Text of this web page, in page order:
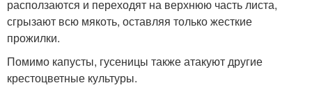
расползаются и переходят на верхнюю часть листа,
сгрызают всю мякоть, оставляя только жесткие
прожилки.
Помимо капусты, гусеницы также атакуют другие
крестоцветные культуры.